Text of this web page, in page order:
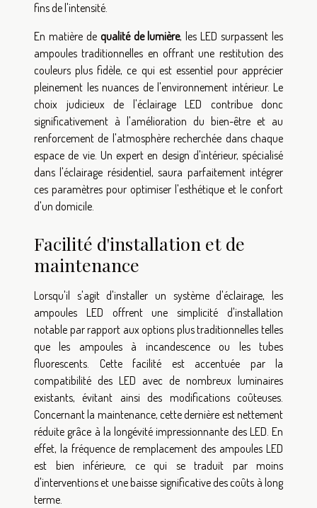
fins de l'intensité.
En matière de qualité de lumière, les LED surpassent les
ampoules traditionnelles en offrant une restitution des
couleurs plus fidèle, ce qui est essentiel pour apprécier
pleinement les nuances de l'environnement intérieur. Le
choix judicieux de l'éclairage LED contribue donc
significativement à l'amélioration du bien-être et au
renforcement de l'atmosphère recherchée dans chaque
espace de vie. Un expert en design d'intérieur, spécialisé
dans l'éclairage résidentiel, saura parfaitement intégrer
ces paramètres pour optimiser l'esthétique et le confort
d'un domicile.
Facilité d'installation et de
maintenance
Lorsqu'il s'agit d'installer un système d'éclairage, les
ampoules LED offrent une simplicité d'installation
notable par rapport aux options plus traditionnelles telles
que les ampoules à incandescence ou les tubes
fluorescents. Cette facilité est accentuée par la
compatibilité des LED avec de nombreux luminaires
existants, évitant ainsi des modifications coûteuses.
Concernant la maintenance, cette dernière est nettement
réduite grâce à la longévité impressionnante des LED. En
effet, la fréquence de remplacement des ampoules LED
est bien inférieure, ce qui se traduit par moins
d'interventions et une baisse significative des coûts à long
terme.